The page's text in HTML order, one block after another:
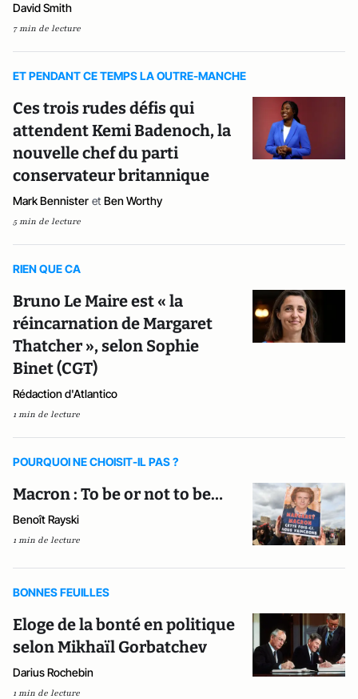
David Smith
7 min de lecture
ET PENDANT CE TEMPS LA OUTRE-MANCHE
Ces trois rudes défis qui
attendent Kemi Badenoch, la
nouvelle chef du parti
conservateur britannique
Mark Bennister et Ben Worthy
5 min de lecture
RIEN QUE CA
Bruno Le Maire est « la
réincarnation de Margaret
Thatcher », selon Sophie
Binet (CGT)
Rédaction d'Atlantico
1 min de lecture
POURQUOI NE CHOISIT-IL PAS ?
Macron : To be or not to be…
Benoît Rayski
1 min de lecture
BONNES FEUILLES
Eloge de la bonté en politique
selon Mikhaïl Gorbatchev
Darius Rochebin
1 min de lecture